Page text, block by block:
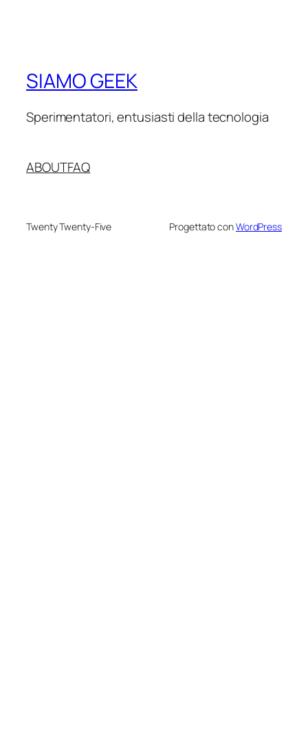
SIAMO GEEK
Sperimentatori, entusiasti della tecnologia
ABOUTFAQ
Twenty Twenty-Five Progettato conWordPress